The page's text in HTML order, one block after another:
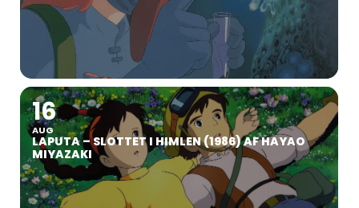
16
AUG
LAPUTA – SLOTTET I HIMLEN (1986) AF HAYAO
MIYAZAKI